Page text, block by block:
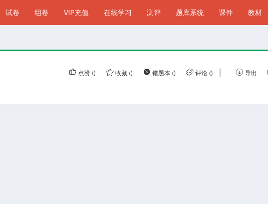
试卷 组卷 VIP充值 在线学习 测评 题库系统 课件 教材
点赞 () 收藏 () 错题本 () 评论 () 导出